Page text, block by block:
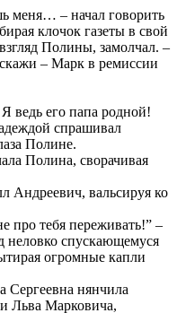
меня… – начал говорить
клочок газеты в свой
Полины, замолчал. –
– Марк в ремиссии
ведь его папа родной!
спрашивал
Полине.
Полина, сворачивая
Андреевич, вальсируя ко
про тебя переживать!” –
неловко спускающемуся
огромные капли
Сергеевна нянчила
Льва Марковича,